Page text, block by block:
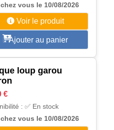
vous le 10/08/2026
Voir le produit
Ajouter au panier
loup garou
€
: ✅ En stock
vous le 10/08/2026